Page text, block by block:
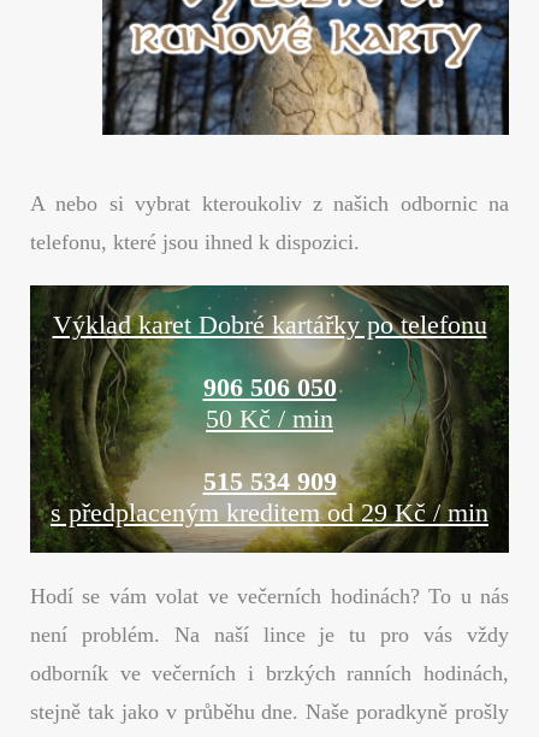
A nebo si vybrat kteroukoliv z našich odbornic na
telefonu, které jsou ihned k dispozici.
Výklad karet Dobré kartářky po telefonu
906 506 050
50 Kč / min
515 534 909
s předplaceným kreditem od 29 Kč / min
Hodí se vám volat ve večerních hodinách? To u nás
není problém. Na naší lince je tu pro vás vždy
odborník ve večerních i brzkých ranních hodinách,
stejně tak jako v průběhu dne. Naše poradkyně prošly